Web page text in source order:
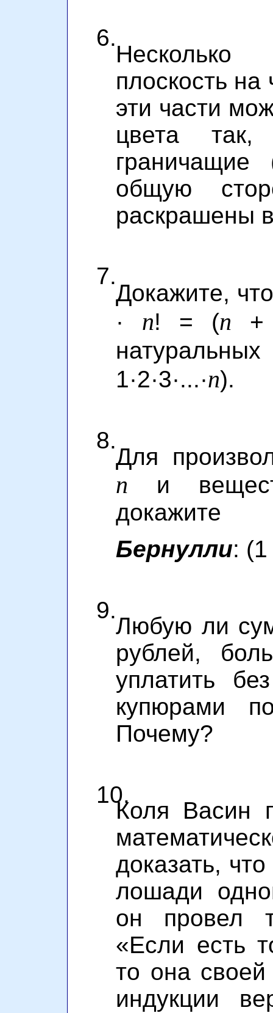
6.
плоскость на
эти части
цвета
общую
раскрашены
7.
Докажите,
· n! = (n +
1·2·3·...·n).
8.
Для
n и
Бернулли:
9.
Любую ли
рублей,
уплатить
купюрами
Почему?
10.
Коля Васин
доказать,
лошади
он провел
«Если есть
то она своей
индукции